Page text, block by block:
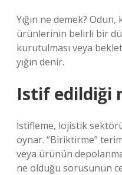
Yığın ne demek?
ürünlerinin belirli bir
kurutulması veya
yığın denir.
Istif edildiği
İstifleme, lojistik
oynar. “Biriktirme”
veya ürünün
ne olduğu sorusunun